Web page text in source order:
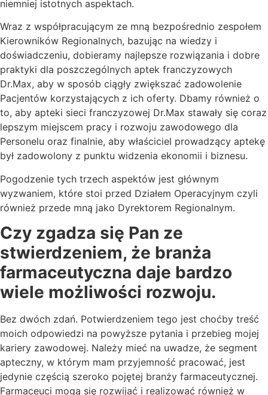
niemniej istotnych aspektach.
Wraz z współpracującym ze mną bezpośrednio zespołem
Kierowników Regionalnych, bazując na wiedzy i
doświadczeniu, dobieramy najlepsze rozwiązania i dobre
praktyki dla poszczególnych aptek franczyzowych
Dr.Max, aby w sposób ciągły zwiększać zadowolenie
Pacjentów korzystających z ich oferty. Dbamy również o
to, aby apteki sieci franczyzowej Dr.Max stawały się coraz
lepszym miejscem pracy i rozwoju zawodowego dla
Personelu oraz finalnie, aby właściciel prowadzący aptekę
był zadowolony z punktu widzenia ekonomii i biznesu.
Pogodzenie tych trzech aspektów jest głównym
wyzwaniem, które stoi przed Działem Operacyjnym czyli
również przede mną jako Dyrektorem Regionalnym.
Czy zgadza się Pan ze
stwierdzeniem, że branża
farmaceutyczna daje bardzo
wiele możliwości rozwoju.
Bez dwóch zdań. Potwierdzeniem tego jest choćby treść
moich odpowiedzi na powyższe pytania i przebieg mojej
kariery zawodowej. Należy mieć na uwadze, że segment
apteczny, w którym mam przyjemność pracować, jest
jedynie częścią szeroko pojętej branży farmaceutycznej.
Farmaceuci mogą się rozwijać i realizować również w